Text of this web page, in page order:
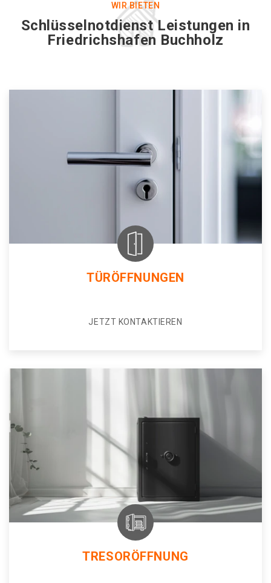
WIR BIETEN
Schlüsselnotdienst Leistungen in
Friedrichshafen Buchholz
TÜRÖFFNUNGEN
JETZT KONTAKTIEREN
TRESORÖFFNUNG